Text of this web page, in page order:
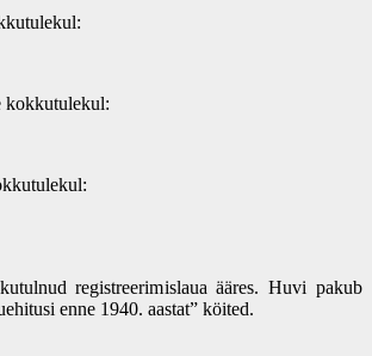
kokkutulekul:
registreerimislaua ääres. Huvi pakub
enne 1940. aastat” köited.